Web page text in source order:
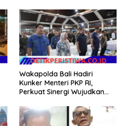
Wakapolda Bali Hadiri
Kunker Menteri PKP RI,
Perkuat Sinergi Wujudkan
Masyarakat